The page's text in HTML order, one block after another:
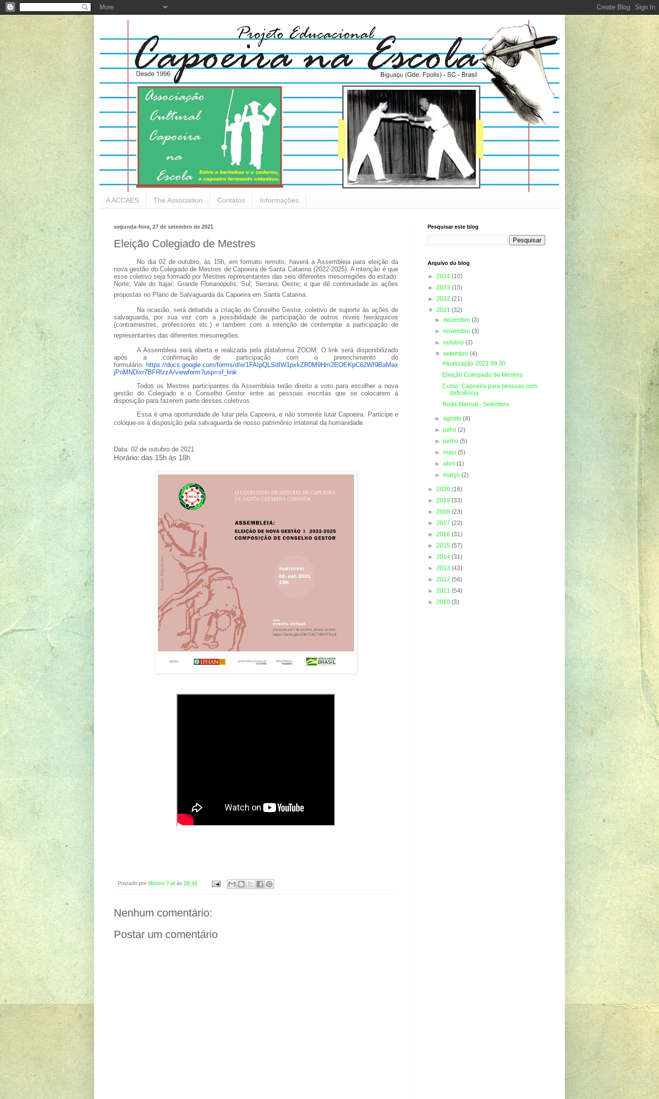
A ACCAES The Association Contatos Informações
segunda-feira, 27 de setembro de 2021
Eleição Colegiado de Mestres
No dia 02 de outubro, às 15h, em formato remoto, haverá a Assembleia para eleição da
nova gestão do Colegiado de Mestres de Capoeira de Santa Catarina (2022-2025). A intenção é que
esse coletivo seja formado por Mestres representantes das seis diferentes mesorregiões do estado:
Norte; Vale do Itajaí; Grande Florianópolis; Sul; Serrana; Oeste; e que dê continuidade às ações
propostas no Plano de Salvaguarda da Capoeira em Santa Catarina.
Na ocasião, será debatida a criação do Conselho Gestor, coletivo de suporte às ações de
salvaguarda, por sua vez com a possibilidade de participação de outros níveis hierárquicos
(contramestres, professores etc.) e também com a intenção de contemplar a participação de
representantes das diferentes mesorregiões.
A Assembleia será aberta e realizada pela plataforma ZOOM. O link será disponibilizado
após a confirmação de participação com o preenchimento do
formulário: https://docs.google.com/forms/d/e/1FAIpQLSdIW1pxkZR0M9Hm2EOEKpC62WI9BaMax
jPoMNDixr7BFRlzzA/viewform?usp=sf_link
Todos os Mestres participantes da Assembleia terão direito a voto para escolher a nova
gestão do Colegiado e o Conselho Gestor entre as pessoas inscritas que se colocarem à
disposição para fazerem parte desses coletivos.
Essa é uma oportunidade de lutar pela Capoeira, e não somente lutar Capoeira. Participe e
coloque-se à disposição pela salvaguarda de nosso patrimônio imaterial da humanidade.
Data: 02 de outubro de 2021
Horário: das 15h às 18h
Postado por Mestre Tuti às 08:44
Nenhum comentário:
Postar um comentário
Pesquisar este blog
Arquivo do blog
► 2024 (10)
► 2023 (15)
► 2022 (21)
▼ 2021 (32)
►dezembro(3)
►novembro(3)
►outubro(3)
▼setembro(4)
Atualização 2021 09 30
Eleição Colegiado de Mestres
Curso: Capoeira para pessoas com
deficiência
Roda Mensal - Setembro
►agosto(4)
►julho(2)
►junho(5)
►maio(5)
►abril(1)
►março(2)
► 2020 (16)
► 2019 (33)
► 2018 (23)
► 2017 (22)
► 2016 (31)
► 2015 (57)
► 2014 (31)
► 2013 (43)
► 2012 (56)
► 2011 (54)
► 2010 (3)